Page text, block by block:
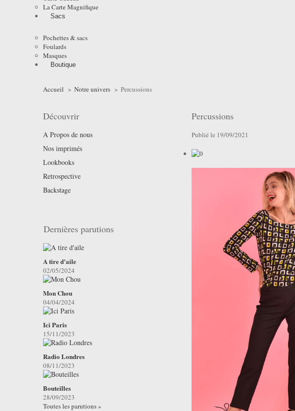
La Carte Magnifique
Sacs
Pochettes & sacs
Foulards
Masques
Boutique
Accueil > Notre univers > Percussions
Découvrir
A Propos de nous
Nos imprimés
Lookbooks
Retrospective
Backstage
Dernières parutions
A tire d'aile
02/05/2024
Mon Chou
04/04/2024
Ici Paris
15/11/2023
Radio Londres
08/11/2023
Bouteilles
28/09/2023
Toutes les parutions »
Percussions
Publié le 19/09/2021